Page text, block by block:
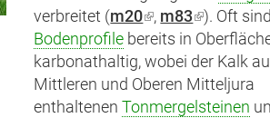
verbreitet (m20(Link
ist
extern)
, m83(Link
ist
extern)
). Oft
Bodenprofile bereits in
karbonathaltig, wobei der Kalk
Mittleren und Oberen Mitteljura
enthaltenenTonmergelsteinen